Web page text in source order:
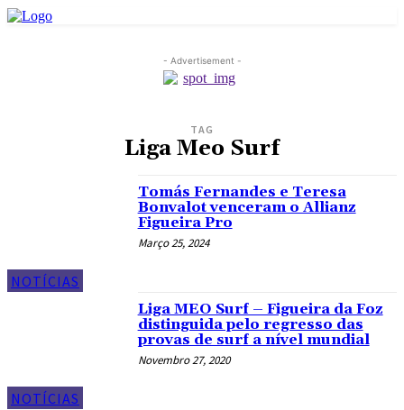
- Advertisement -
TAG
Liga Meo Surf
NOTÍCIAS
Tomás Fernandes e Teresa
Bonvalot venceram o Allianz
Figueira Pro
Março 25, 2024
NOTÍCIAS
Liga MEO Surf – Figueira da Foz
distinguida pelo regresso das
provas de surf a nível mundial
Novembro 27, 2020